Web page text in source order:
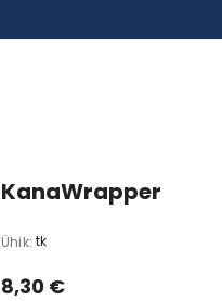
KanaWrapper
Ühik: tk
8,30 €